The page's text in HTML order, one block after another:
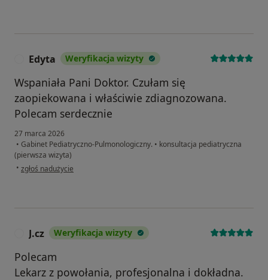
Edyta Weryfikacja wizyty
Wspaniała Pani Doktor. Czułam się
zaopiekowana i właściwie zdiagnozowana.
Polecam serdecznie
27 marca 2026
• Gabinet Pediatryczno-Pulmonologiczny. • konsultacja pediatryczna
(pierwsza wizyta)
• w opinii użytkownika Edyta
zgłoś nadużycie
J.cz Weryfikacja wizyty
Polecam
Lekarz z powołania, profesjonalna i dokładna.